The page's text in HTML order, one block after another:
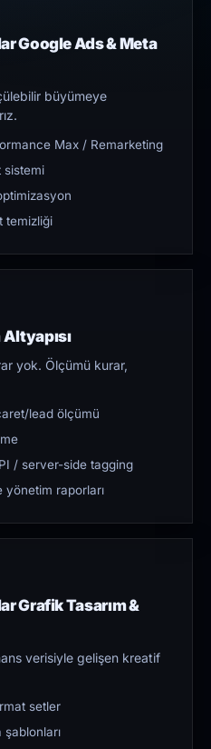
Google Ads & Meta
büyümeye
Max / Remarketing
sistemi
temizliği
yok. Ölçümü kurar,
lead ölçümü
/ server-side tagging
yönetim raporları
Grafik Tasarım &
verisiyle gelişen kreatif
setler